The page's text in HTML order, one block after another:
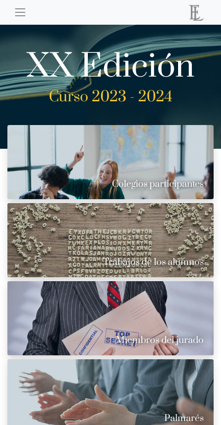
XX Edición
Curso 2023 - 2024
Colegios participantes
Trabajos de los alumnos
Miembros del jurado
Palmarés